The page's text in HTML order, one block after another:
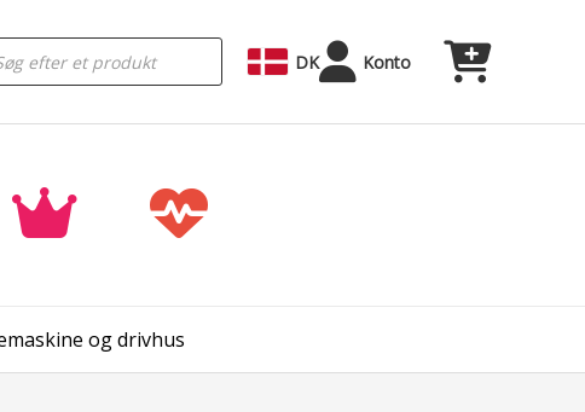
DK Konto
og drivhus